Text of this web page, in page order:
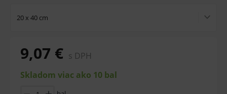
20 x 40 cm
9,07 € s DPH
Skladom viac ako 10 bal